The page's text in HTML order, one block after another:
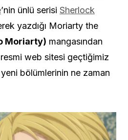
’nin ünlü serisi Sherlock
yazdığı Moriarty the
Moriarty) mangasından
web sitesi geçtiğimiz
bölümlerinin ne zaman